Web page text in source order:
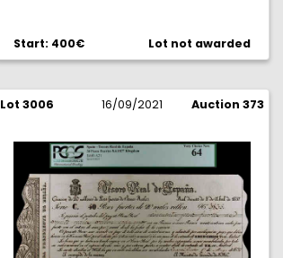
favor de D. Canónigo
Fabriquero de la Colegiata
de Junquera de Ambia la
cantidad de 1028 reales de
del Director, Contador y
Tenedor del Gran Libro.
Resello en seco con busto de
Fernando VII. Raro. MBC.
Start: 400€ Lot not awarded
Lot 3006 16/09/2021 Auction 373